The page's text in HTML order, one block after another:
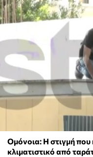
Ομόνοια: Η στιγμή
κλιματιστικό από